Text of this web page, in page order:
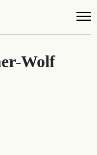
Wolf